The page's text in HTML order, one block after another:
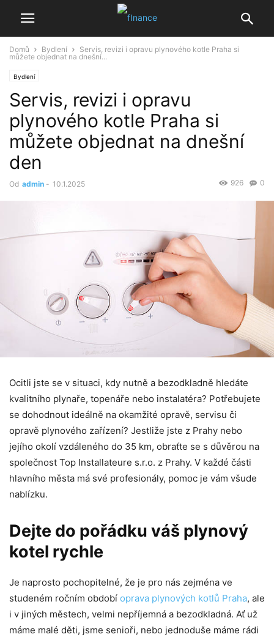
Domů Bydlení
Servis, revizi i opravu plynového kotle Praha si
můžete objednat na dnešní...
Bydlení
Servis, revizi i opravu
plynového kotle Praha si
můžete objednat na dnešní
den
Od admin - 10.1.2025 0
926
Ocitli jste se v situaci, kdy nutně a bezodkladně hledáte
kvalitního plynaře, topenáře nebo instalatéra? Potřebujete
se dohodnout ideálně na okamžité opravě, servisu či
opravě plynového zařízení? Jestliže jste z Prahy nebo
jejího okolí vzdáleného do 35 km, obraťte se s důvěrou na
společnost Top Installateure s.r.o. z Prahy. V každé části
hlavního města má své profesionály, pomoc je vám všude
nablízku.
Dejte do pořádku váš plynový
kotel rychle
Je naprosto pochopitelné, že je pro nás zejména ve
studeném ročním období oprava plynových kotlů Praha, ale
i v jiných městech, velmi nepříjemná a bezodkladná. Ať už
máme malé děti, jsme senioři, nebo jednoduše máme rádi